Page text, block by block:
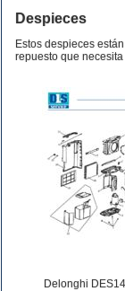
Despieces
Estos despieces
repuesto que
Delonghi